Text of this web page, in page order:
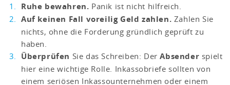
Ruhe bewahren. Panik ist nicht hilfreich.
Auf keinen Fall voreilig Geld zahlen. Zahlen Sie
nichts, ohne die Forderung gründlich geprüft zu
haben.
Überprüfen Sie das Schreiben: DerAbsender spielt
hier eine wichtige Rolle. Inkassobriefe sollten von
einem seriösen Inkassounternehmen oder einem